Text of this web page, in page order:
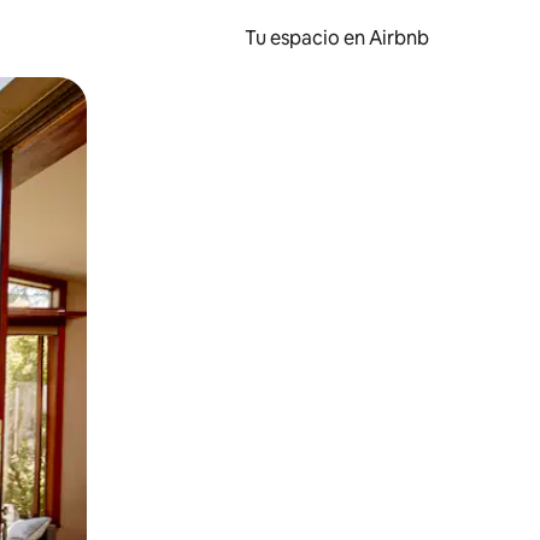
Tu espacio en Airbnb
tocando y deslizando la pantalla.